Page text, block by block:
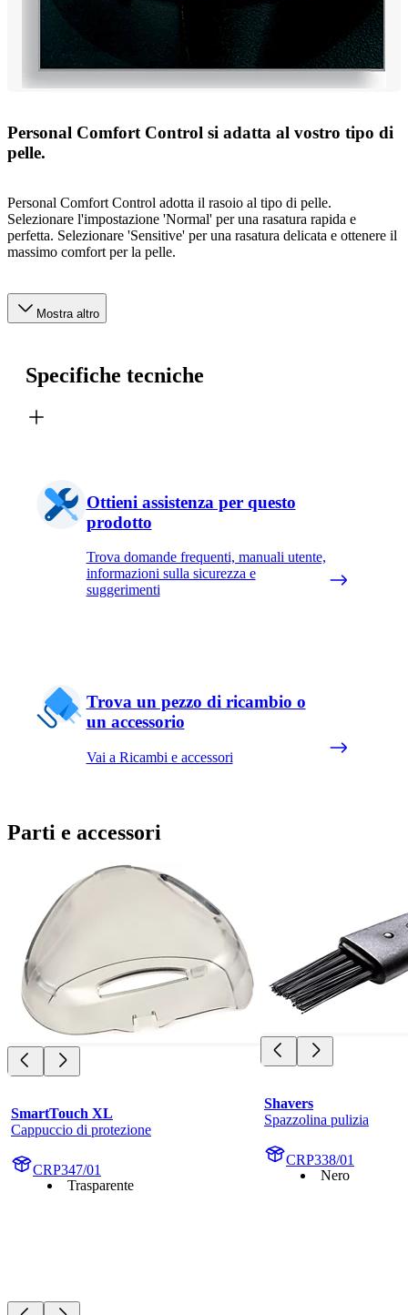
Personal Comfort Control si adatta al vostro tipo di
pelle.
Personal Comfort Control adotta il rasoio al tipo di pelle.
Selezionare l'impostazione 'Normal' per una rasatura rapida e
perfetta. Selezionare 'Sensitive' per una rasatura delicata e ottenere il
massimo comfort per la pelle.
Mostra altro
Specifiche tecniche
Ottieni assistenza per questo
prodotto
Trova domande frequenti, manuali utente,
informazioni sulla sicurezza e
suggerimenti
Trova un pezzo di ricambio o
un accessorio
Vai a Ricambi e accessori
Parti e accessori
SmartTouch XL
Cappuccio di protezione
CRP347/01
Trasparente
Shavers
Spazzolina pulizia
CRP338/01
Nero